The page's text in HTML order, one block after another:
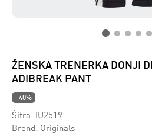
ŽENSKA TRENERKA DONJI
ADIBREAK PANT
-40%
Šifra: IU2519
Brend: Originals